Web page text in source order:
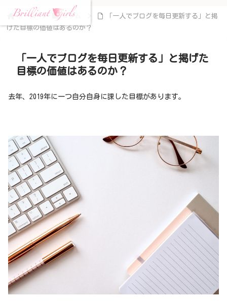
ホーム コラム
「一人でブログを毎日更新する」と掲
げた目標の価値はあるのか？
「一人でブログを毎日更新する」と掲げた
目標の価値はあるのか？
去年、2019年に一つ自分自身に課した目標があります。